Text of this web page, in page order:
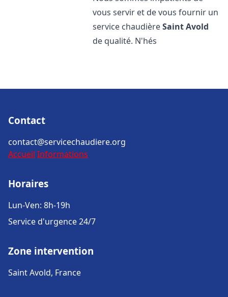
vous servir et de vous fournir un
service chaudièreSaint Avold
de qualité. N'hés
Contact
contact@servicechaudiere.org
Accueil Informations
Horaires
Lun-Ven: 8h-19h
Service d'urgence 24/7
Zone intervention
Saint Avold, France